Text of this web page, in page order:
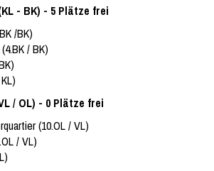
- BK) - 5 Plätze frei
/BK)
/ BK)
/ OL) - 0 Plätze frei
(10.OL / VL)
/ VL)